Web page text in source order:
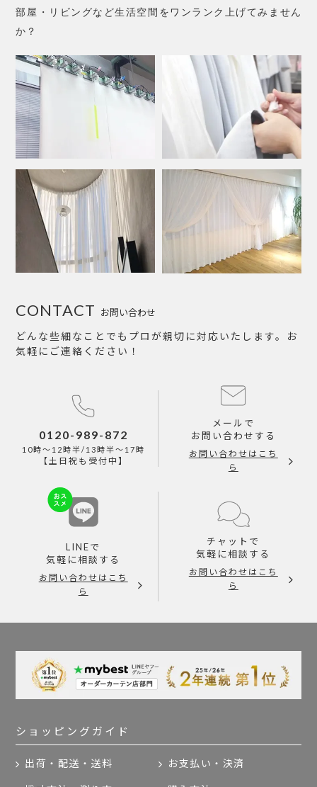
部屋・リビングなど生活空間をワンランク上げてみません
か？
お問い合わせ
CONTACT
どんな些細なことでもプロが親切に対応いたします。お
気軽にご連絡ください！
0120-989-872
10時～12時半/13時半～17時
【土日祝も受付中】
メールで
お問い合わせする
お問い合わせはこち
ら
LINEで
気軽に相談する
お問い合わせはこち
ら
チャットで
気軽に相談する
お問い合わせはこち
ら
ショッピングガイド
出荷・配送・送料 お支払い・決済